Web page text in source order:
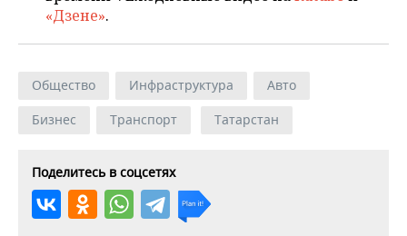
«Дзене».
Общество Инфраструктура
Авто
Бизнес
Транспорт Татарстан
Поделитесь в соцсетях